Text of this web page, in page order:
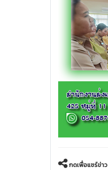
กดเพื่อแชร์ข่าว